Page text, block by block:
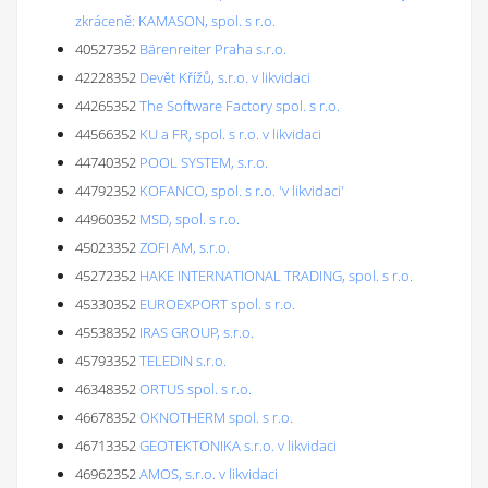
zkráceně: KAMASON, spol. s r.o.
40527352 Bärenreiter Praha s.r.o.
42228352 Devět Křížů, s.r.o. v likvidaci
44265352The Software Factory spol. s r.o.
44566352 KU a FR, spol. s r.o. v likvidaci
44740352 POOL SYSTEM, s.r.o.
44792352 KOFANCO, spol. s r.o. 'v likvidaci'
44960352 MSD, spol. s r.o.
45023352ZOFI AM, s.r.o.
45272352 HAKE INTERNATIONAL TRADING, spol. s r.o.
45330352 EUROEXPORT spol. s r.o.
45538352 IRAS GROUP, s.r.o.
45793352TELEDIN s.r.o.
46348352ORTUS spol. s r.o.
46678352OKNOTHERM spol. s r.o.
46713352GEOTEKTONIKA s.r.o. v likvidaci
46962352AMOS, s.r.o. v likvidaci